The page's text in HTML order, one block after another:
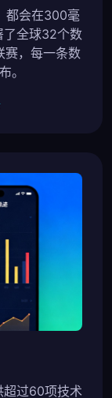
都会在300毫
了全球32个数
赛，每一条数
。
超过60项技术